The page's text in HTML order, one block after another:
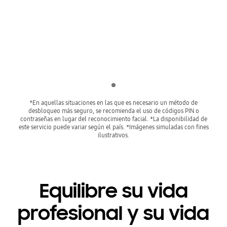
*En aquellas situaciones en las que es necesario un método de
desbloqueo más seguro, se recomienda el uso de códigos PIN o
contraseñas en lugar del reconocimiento facial. *La disponibilidad de
este servicio puede variar según el país. *Imágenes simuladas con fines
ilustrativos.
Equilibre su vida
profesional y su vida